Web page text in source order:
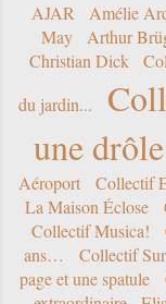
AJAR Amélie
May
Arthur
Christian Dick
du jardin...
une
Aéroport
Collectif
La Maison Éclose
Collectif Musica!
ans…
Collectif
page et une spatule